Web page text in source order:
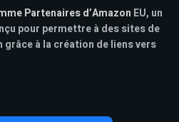
Partenaires d’Amazon EU, un
pour permettre à des sites de
à la création de liens vers